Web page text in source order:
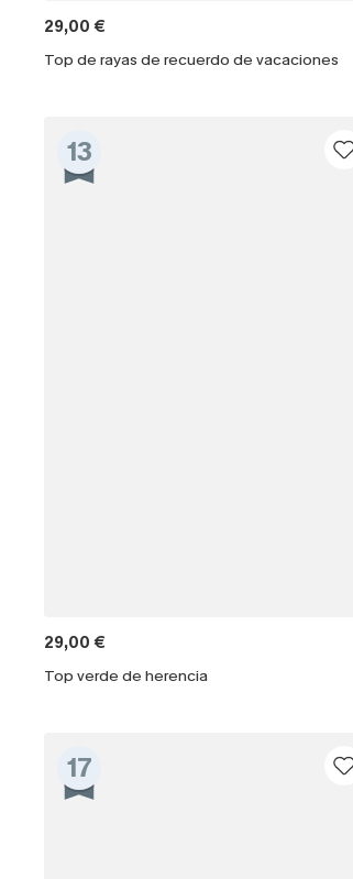
29,00 €
Top de rayas de recuerdo de vacaciones
13
29,00 €
Top verde de herencia
17